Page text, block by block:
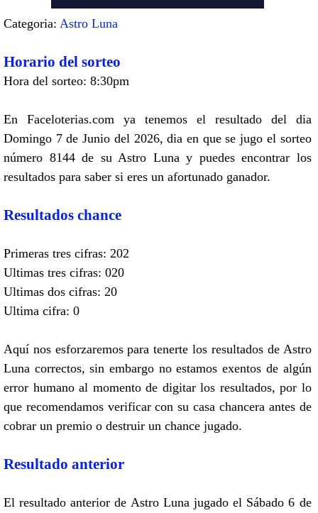
Categoria: Astro Luna
Horario del sorteo
Hora del sorteo: 8:30pm
En Faceloterias.com ya tenemos el resultado del dia
Domingo 7 de Junio del 2026, dia en que se jugo el sorteo
número 8144 de su Astro Luna y puedes encontrar los
resultados para saber si eres un afortunado ganador.
Resultados chance
Primeras tres cifras: 202
Ultimas tres cifras: 020
Ultimas dos cifras: 20
Ultima cifra: 0
Aquí nos esforzaremos para tenerte los resultados de Astro
Luna correctos, sin embargo no estamos exentos de algún
error humano al momento de digitar los resultados, por lo
que recomendamos verificar con su casa chancera antes de
cobrar un premio o destruir un chance jugado.
Resultado anterior
El resultado anterior de Astro Luna jugado el Sábado 6 de